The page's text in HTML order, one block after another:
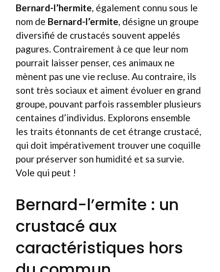
Bernard-l’hermite, également connu sous le
nom de Bernard-l’ermite, désigne un groupe
diversifié de crustacés souvent appelés
pagures. Contrairement à ce que leur nom
pourrait laisser penser, ces animaux ne
mènent pas une vie recluse. Au contraire, ils
sont très sociaux et aiment évoluer en grand
groupe, pouvant parfois rassembler plusieurs
centaines d’individus. Explorons ensemble
les traits étonnants de cet étrange crustacé,
qui doit impérativement trouver une coquille
pour préserver son humidité et sa survie.
Vole qui peut !
Bernard-l’ermite : un
crustacé aux
caractéristiques hors